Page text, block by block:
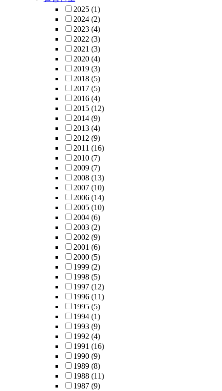
2025 (1)
2024 (2)
2023 (4)
2022 (3)
2021 (3)
2020 (4)
2019 (3)
2018 (5)
2017 (5)
2016 (4)
2015 (12)
2014 (9)
2013 (4)
2012 (9)
2011 (16)
2010 (7)
2009 (7)
2008 (13)
2007 (10)
2006 (14)
2005 (10)
2004 (6)
2003 (2)
2002 (9)
2001 (6)
2000 (5)
1999 (2)
1998 (5)
1997 (12)
1996 (11)
1995 (5)
1994 (1)
1993 (9)
1992 (4)
1991 (16)
1990 (9)
1989 (8)
1988 (11)
1987 (9)